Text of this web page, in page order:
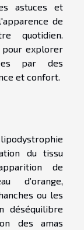
astuces et
de
quotidien.
pour explorer
par des
et confort.
du tissu
de
d’orange,
ou les
déséquilibre
des amas